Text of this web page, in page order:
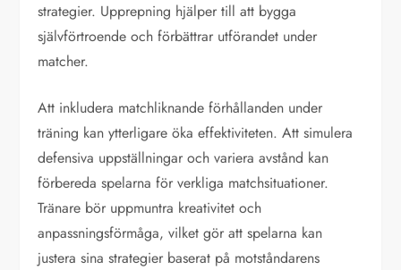
strategier. Upprepning hjälper till att bygga
självförtroende och förbättrar utförandet under
matcher.
Att inkludera matchliknande förhållanden under
träning kan ytterligare öka effektiviteten. Att simulera
defensiva uppställningar och variera avstånd kan
förbereda spelarna för verkliga matchsituationer.
Tränare bör uppmuntra kreativitet och
anpassningsförmåga, vilket gör att spelarna kan
justera sina strategier baserat på motståndarens